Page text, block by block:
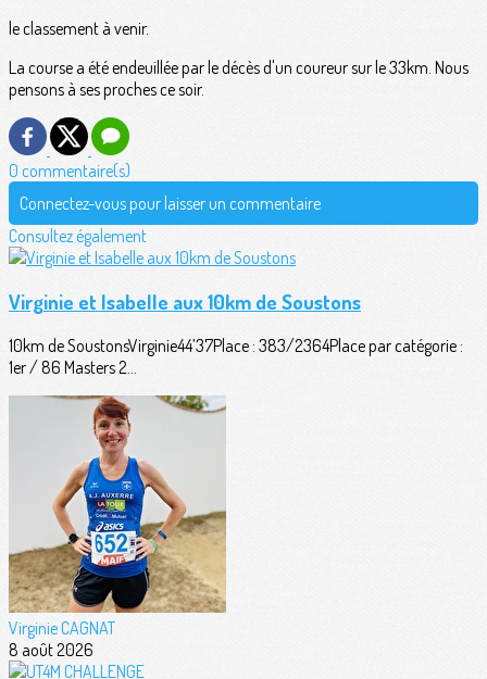
le classement à venir.
La course a été endeuillée par le décès d'un coureur sur le 33km. Nous
pensons à ses proches ce soir.
0 commentaire(s)
Connectez-vous pour laisser un commentaire
Consultez également
Virginie et Isabelle aux 10km de Soustons
10km de SoustonsVirginie44’37Place : 383/2364Place par catégorie :
1er / 86 Masters 2...
Virginie CAGNAT
8 août 2026